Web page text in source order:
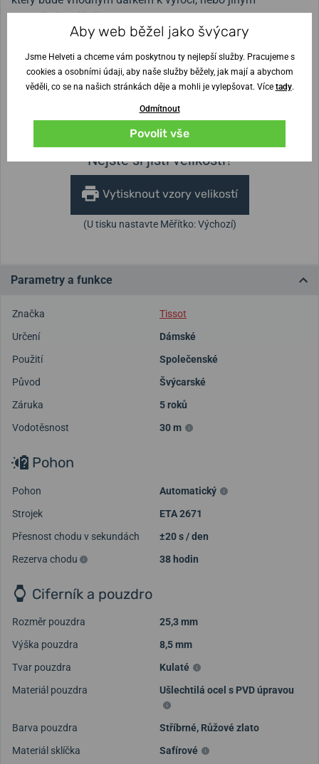
jedinečným příležitostem.
Šířka řemínku
12 mm
Průměr pouzdra
25,3 mm
Nejste si jisti velikostí?
Vytisknout vzory velikostí
(U tisku nastavte Měřítko: Výchozí)
Parametry a funkce
Značka
Tissot
Určení
Dámské
Použití
Společenské
Původ
Švýcarské
Záruka
5 roků
Vodotěsnost
30 m
Pohon
Pohon
Automatický
Strojek
ETA 2671
Přesnost chodu v sekundách
±20 s / den
Rezerva chodu
38 hodin
Ciferník a pouzdro
Rozměr pouzdra
25,3 mm
Výška pouzdra
8,5 mm
Tvar pouzdra
Kulaté
Materiál pouzdra
Ušlechtilá ocel s PVD úpravou
Barva pouzdra Stříbrné, Růžové zlato
Materiál sklíčka
Safírové
Aby web běžel jako švýcary
Jsme Helveti a chceme vám poskytnou ty nejlepší služby. Pracujeme s
cookies a osobními údaji, aby naše služby běžely, jak mají a abychom
věděli, co se na našich stránkách děje a mohli je vylepšovat. Více tady.
Odmítnout
Povolit vše